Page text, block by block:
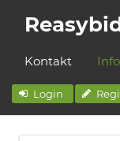
Kontakt Info
Login